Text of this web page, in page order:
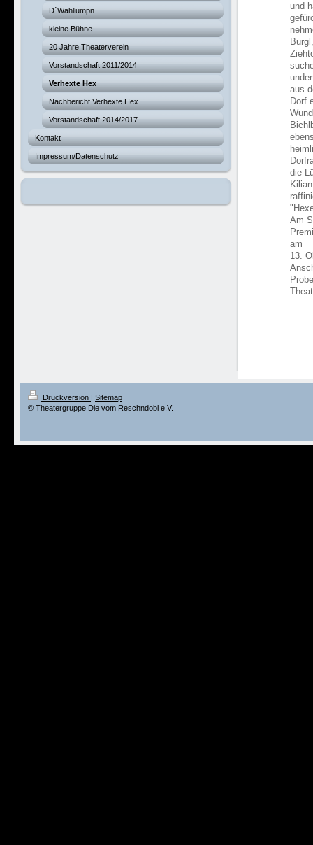
D´Wahllumpn
kleine Bühne
20 Jahre Theaterverein
Vorstandschaft 2011/2014
Verhexte Hex
Nachbericht Verhexte Hex
Vorstandschaft 2014/2017
Kontakt
Impressum/Datenschutz
und
Burgl,
aus
Dorf
die
Am
am
13.
Druckversion | Sitemap
© Theatergruppe Die vom Reschndobl e.V.